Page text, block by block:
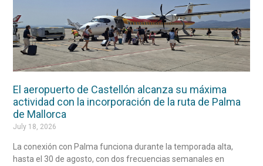
El aeropuerto de Castellón alcanza su máxima
actividad con la incorporación de la ruta de Palma
de Mallorca
July 18, 2026
La conexión con Palma funciona durante la temporada alta,
hasta el 30 de agosto, con dos frecuencias semanales en